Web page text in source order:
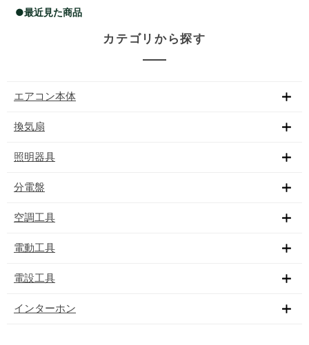
●最近見た商品
カテゴリから探す
エアコン本体
換気扇
照明器具
分電盤
空調工具
電動工具
電設工具
インターホン